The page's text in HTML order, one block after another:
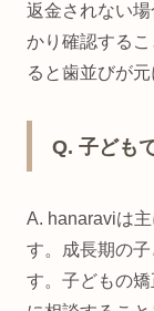
返金されない
かり確認する
ると歯並びが
Q. 子ども
A. hanaraviは
す。成長期の
す。子どもの